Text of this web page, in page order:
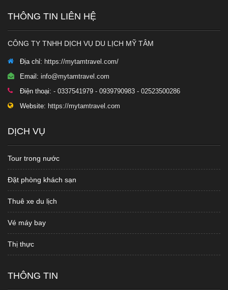
THÔNG TIN LIÊN HỆ
CÔNG TY TNHH DỊCH VỤ DU LỊCH MỸ TÂM
Địa chỉ: https://mytamtravel.com/
Email: info@mytamtravel.com
Điện thoại: - 0337541979 - 0939790983 - 02523500286
Website: https://mytamtravel.com
DỊCH VỤ
Tour trong nước
Đặt phòng khách sạn
Thuê xe du lịch
Vé máy bay
Thị thực
THÔNG TIN